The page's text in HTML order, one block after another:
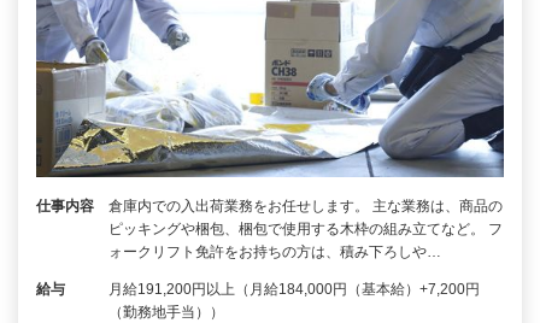
仕事内容
倉庫内での入出荷業務をお任せします。 主な業務は、商品の
ピッキングや梱包、梱包で使用する木枠の組み立てなど。 フ
ォークリフト免許をお持ちの方は、積み下ろしや…
給与
月給191,200円以上（月給184,000円（基本給）+7,200円
（勤務地手当））